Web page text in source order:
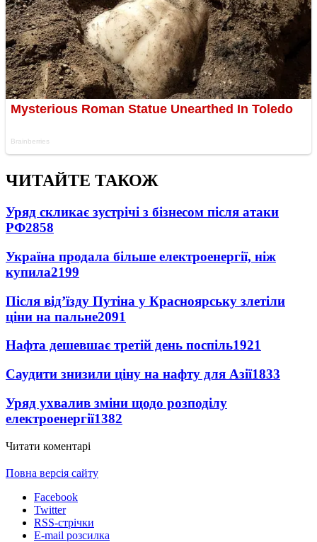
ЧИТАЙТЕ ТАКОЖ
Уряд скликає зустрічі з бізнесом після атаки
РФ2858
Україна продала більше електроенергії, ніж
купила2199
Після від’їзду Путіна у Красноярську злетіли
ціни на пальне2091
Нафта дешевшає третій день поспіль1921
Саудити знизили ціну на нафту для Азії1833
Уряд ухвалив зміни щодо розподілу
електроенергії1382
Читати коментарі
Повна версія сайту
Facebook
Twitter
RSS-стрічки
E-mail розсилка